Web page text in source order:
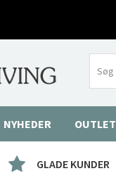
NYHEDER OUTLET
GLADE KUNDER